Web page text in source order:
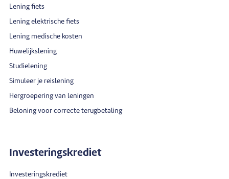
Lening fiets
Lening elektrische fiets
Lening medische kosten
Huwelijkslening
Studielening
Simuleer je reislening
Hergroepering van leningen
Beloning voor correcte terugbetaling
Investeringskrediet
Investeringskrediet